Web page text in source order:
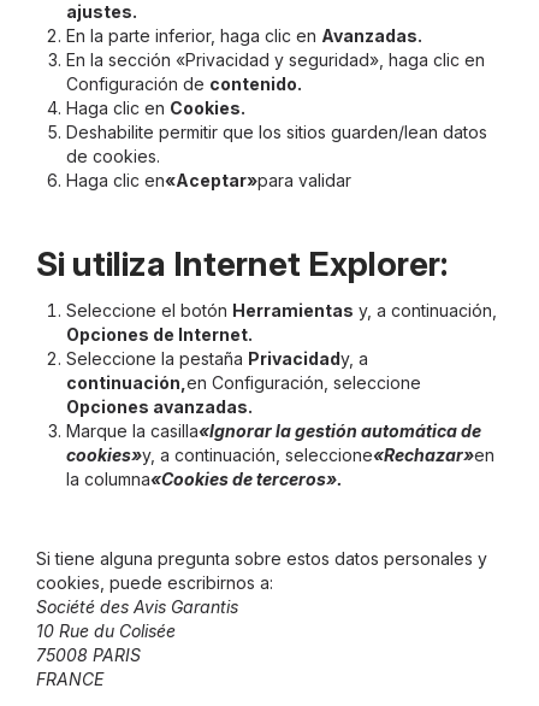
ajustes.
En la parte inferior, haga clic en Avanzadas.
En la sección «Privacidad y seguridad», haga clic en
Configuración de contenido.
Haga clic en Cookies.
Deshabilite permitir que los sitios guarden/lean datos
de cookies.
Haga clic en«Aceptar»para validar
Si utiliza Internet Explorer:
Seleccione el botón Herramientas y, a continuación,
Opciones de Internet.
Seleccione la pestaña Privacidady, a
continuación, en Configuración, seleccione
Opciones avanzadas.
Marque la casilla«Ignorar la gestión automática de
cookies»y, a continuación, seleccione«Rechazar»en
la columna«Cookies de terceros».
Si tiene alguna pregunta sobre estos datos personales y
cookies, puede escribirnos a:
Société des Avis Garantis
10 Rue du Colisée
75008 PARIS
FRANCE